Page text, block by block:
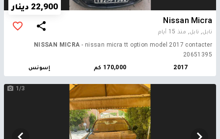
22,900 دينار
Nissan Micra
نابل, نابل, منذ 15 أيام
NISSAN MICRA - nissan micra tt option model 2017 contacter
20651395
2017
170,000 كم إسونس
1/3